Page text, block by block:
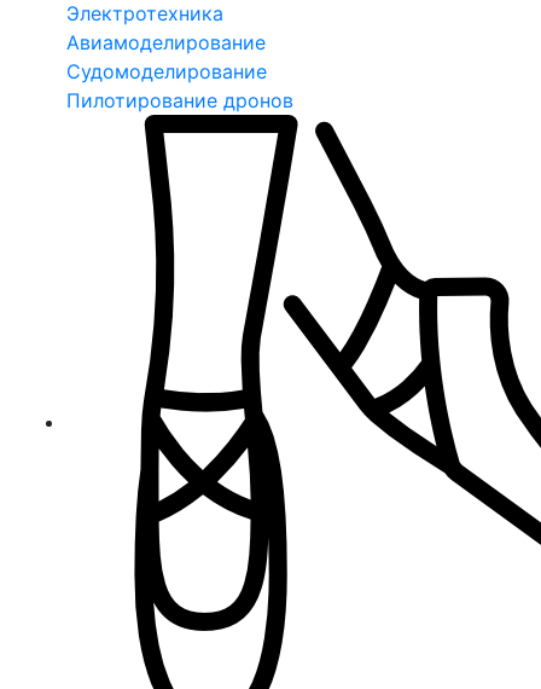
Электротехника
Авиамоделирование
Судомоделирование
Пилотирование дронов